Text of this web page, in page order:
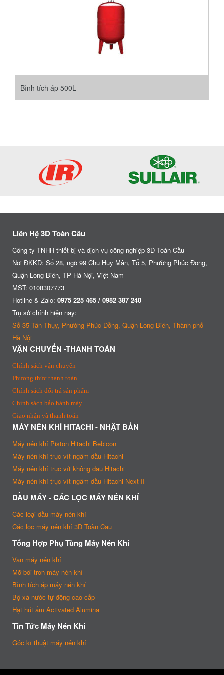
Bình tích áp 500L
Liên Hệ 3D Toàn Cầu
Công ty TNHH thiết bị và dịch vụ công nghiệp 3D Toàn Cầu
Nơi ĐKKD: Số 28, ngõ 99 Chu Huy Mân, Tổ 5, Phường Phúc Đồng,
Quận Long Biên, TP Hà Nội, Việt Nam
MST: 0108307773
Hotline & Zalo: 0975 225 465 / 0982 387 240
Trụ sở chính hiện nay:
Số 35 Tân Thụy, Phường Phúc Đồng, Quận Long Biên, Thành phố
Hà Nội
VẬN CHUYỂN -THANH TOÁN
Chính sách vận chuyển
Phương thức thanh toán
Chính sách đổi trả sản phẩm
Chính sách bảo hành máy
Giao nhận và thanh toán
MÁY NÉN KHÍ HITACHI - NHẬT BẢN
Máy nén khí Piston Hitachi Bebicon
Máy nén khí trục vít ngâm dầu Hitachi
Máy nén khí trục vít không dầu Hitachi
Máy nén khí trục vít ngâm dầu Hitachi Next II
DẦU MÁY - CÁC LỌC MÁY NÉN KHÍ
Các loại dầu máy nén khí
Các lọc máy nén khí 3D Toàn Cầu
Tổng Hợp Phụ Tùng Máy Nén Khí
Van máy nén khí
Mỡ bôi trơn máy nén khí
Bình tích áp máy nén khí
Bộ xả nước tự động cao cấp
Hạt hút ẩm Activated Alumina
Tin Tức Máy Nén Khí
Góc kĩ thuật máy nén khí